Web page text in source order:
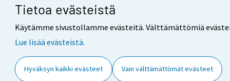
Tietoa evästeistä
Käytämme sivustollamme evästeitä. Välttämättömiä
Lue lisää evästeistä.
Hyväksyn kaikki evästeet Vain välttämättömät evästeet
Yhteystiedot Palaute